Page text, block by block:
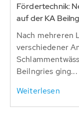
Fördertechnik:
auf der KA
Nach mehreren
verschiedener
Beilngries ging...
Weiterlesen